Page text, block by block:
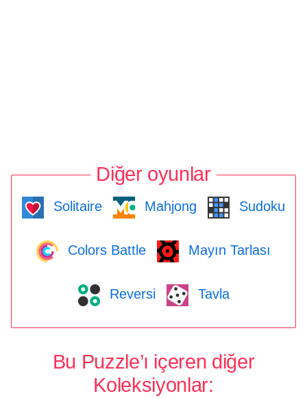
Diğer oyunlar
Solitaire Mahjong Sudoku
Colors Battle Mayın Tarlası
Reversi Tavla
Bu Puzzle’ı içeren diğer
Koleksiyonlar: